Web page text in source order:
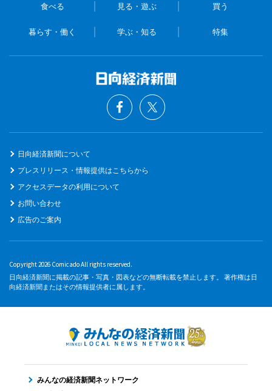
食べる 見る・遊ぶ 買う
暮らす・働く 学ぶ・知る 特集
日向経済新聞について
プレスリリース・情報提供はこちらから
アクセスデータの利用について
お問い合わせ
広告のご案内
Copyright 2026 Comicado All rights reserved.
日向経済新聞に掲載の記事・写真・図表などの無断転載を禁止します。 著作権は日
向経済新聞またはその情報提供者に属します。
みんなの経済新聞ネットワーク